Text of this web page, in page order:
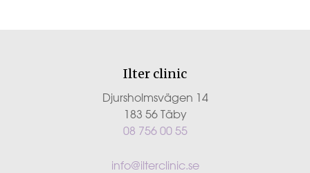
Ilter clinic
Djursholmsvägen 14
183 56 Täby
08 756 00 55
info@ilterclinic.se